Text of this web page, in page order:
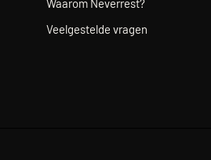
Waarom Neverrest?
Veelgestelde vragen